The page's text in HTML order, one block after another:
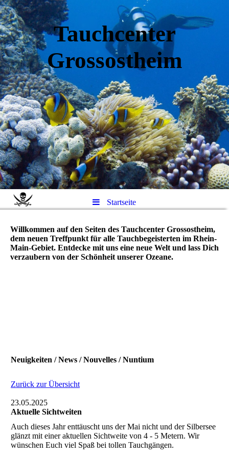
Tauchcenter
Grossostheim
Startseite
Willkommen auf den Seiten des Tauchcenter Grossostheim,
dem neuen Treffpunkt für alle Tauchbegeisterten im Rhein-
Main-Gebiet. Entdecke mit uns eine neue Welt und lass Dich
verzaubern von der Schönheit unserer Ozeane.
Neuigkeiten / News / Nouvelles / Nuntium
Zurück zur Übersicht
23.05.2025
Aktuelle Sichtweiten
Auch dieses Jahr enttäuscht uns der Mai nicht und der Silbersee
glänzt mit einer aktuellen Sichtweite von 4 - 5 Metern. Wir
wünschen Euch viel Spaß bei tollen Tauchgängen.